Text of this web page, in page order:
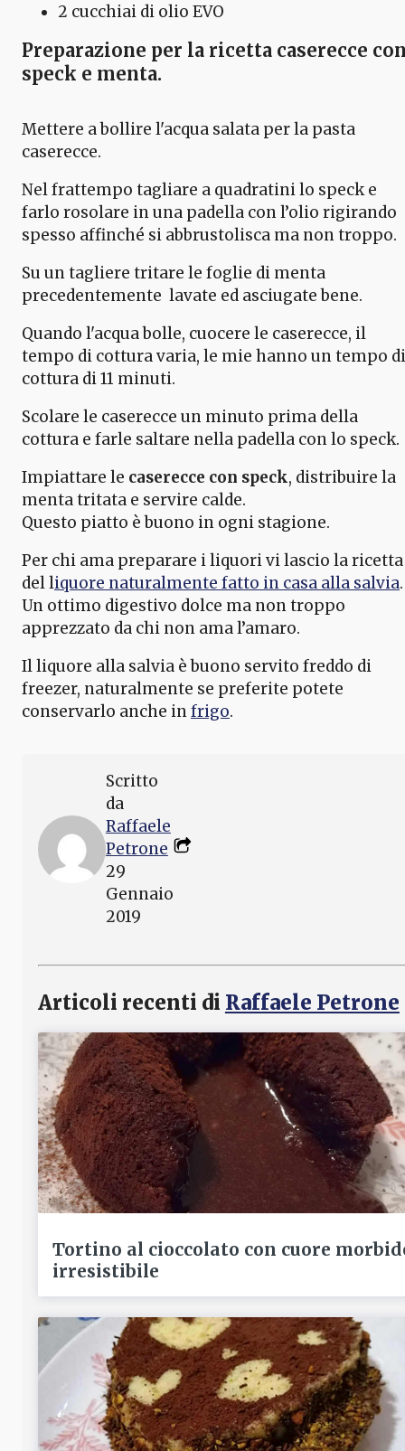
2 cucchiai di olio EVO
Preparazione per la ricetta caserecce
speck e menta.
Mettere a bollire l'acqua salata per la pasta
caserecce.
Nel frattempo tagliare a quadratini lo speck e
farlo rosolare in una padella con l’olio rigirando
spesso affinché si abbrustolisca ma non troppo.
Su un tagliere tritare le foglie di menta
precedentemente lavate ed asciugate bene.
Quando l'acqua bolle, cuocere le caserecce, il
tempo di cottura varia, le mie hanno un tempo di
cottura di 11 minuti.
Scolare le caserecce un minuto prima della
cottura e farle saltare nella padella con lo speck.
Impiattare le caserecce con speck, distribuire la
menta tritata e servire calde.
Questo piatto è buono in ogni stagione.
Per chi ama preparare i liquori vi lascio la ricetta
del liquore naturalmente fatto in casa alla salvia.
Un ottimo digestivo dolce ma non troppo
apprezzato da chi non ama l’amaro.
Il liquore alla salvia è buono servito freddo di
freezer, naturalmente se preferite potete
conservarlo anche infrigo.
Scritto
da
Raffaele
Petrone
29
Gennaio
2019
Articoli recenti di Raffaele Petrone
Tortino al cioccolato con cuore
irresistibile